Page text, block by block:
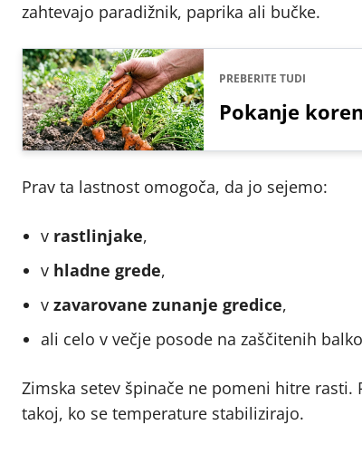
zahtevajo paradižnik, paprika ali bučke.
PREBERITE TUDI
Pokanje
Prav ta lastnost omogoča, da jo sejemo:
v rastlinjake,
v hladne grede,
v zavarovane zunanje gredice,
ali celo v večje posode na zaščitenih
Zimska setev špinače ne pomeni hitre
takoj, ko se temperature stabilizirajo.